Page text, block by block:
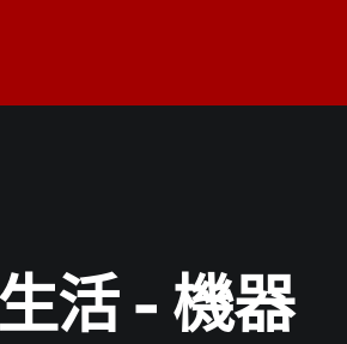
活 - 機器